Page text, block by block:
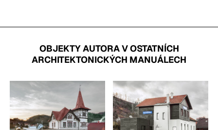
OBJEKTY AUTORA V OSTATNÍCH
ARCHITEKTONICKÝCH MANUÁLECH